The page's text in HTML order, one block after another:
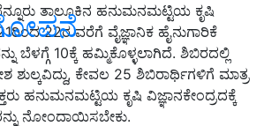
ತಾಲೂಕಿನ ಹನುಮನಮಟ್ಟಿಯ ಕೃಷಿ
22ರ ವರೆಗೆ ವೈಜ್ಞಾನಿಕ ಹೈನುಗಾರಿಕೆ
ಬೆಳಗ್ಗೆ 10ಕ್ಕೆ ಹಮ್ಮಿಕೊಳ್ಳಲಾಗಿದೆ. ಶಿಬಿರದಲ್ಲಿ
ಶುಲ್ಕವಿದ್ದು, ಕೇವಲ 25 ಶಿಬಿರಾರ್ಥಿಗಳಿಗೆ ಮಾತ್ರ
ಹನುಮನಮಟ್ಟಿಯ ಕೃಷಿ ವಿಜ್ಞಾನಕೇಂದ್ರದಕ್ಕೆ
ನೋಂದಾಯಿಸಬೇಕು.